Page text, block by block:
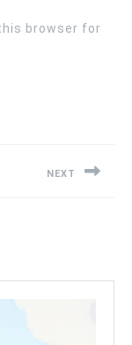
browser for
NEXT